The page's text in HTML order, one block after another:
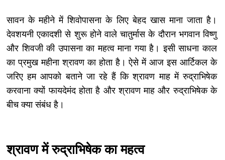
सावन के महीने में शिवोपासना के लिए बेहद खास माना जाता है।
देवशयनी एकादशी से शुरू होने वाले चातुर्मास के दौरान भगवान विष्णु
और शिवजी की उपासना का महत्व माना गया है। इसी साधना काल
का प्रमुख महीना श्रावण का होता है। ऐसे में आज इस आर्टिकल के
जरिए हम आपको बताने जा रहे हैं कि श्रावण माह में रुद्राभिषेक
करवाना क्यों फायदेमंद होता है और श्रावण माह और रुद्राभिषेक के
बीच क्या संबंध है।
श्रावण में रुद्राभिषेक का महत्व